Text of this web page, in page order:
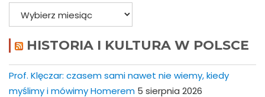
HISTORIA I KULTURA W POLSCE
Prof. Klęczar: czasem sami nawet nie wiemy, kiedy
myślimy i mówimy Homerem 5 sierpnia 2026